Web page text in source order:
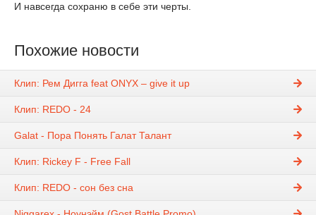
И навсегда сохраню в себе эти черты.
Похожие новости
Клип: Рем Дигга feat ONYX – give it up
Клип: REDO - 24
Galat - Пора Понять Галат Талант
Клип: Rickey F - Free Fall
Клип: REDO - сон без сна